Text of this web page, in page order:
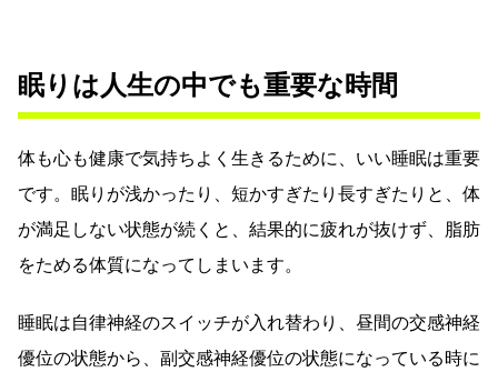
眠りは人生の中でも重要な時間
体も心も健康で気持ちよく生きるために、いい睡眠は重要
です。眠りが浅かったり、短かすぎたり長すぎたりと、体
が満足しない状態が続くと、結果的に疲れが抜けず、脂肪
をためる体質になってしまいます。
睡眠は自律神経のスイッチが入れ替わり、昼間の交感神経
優位の状態から、副交感神経優位の状態になっている時に